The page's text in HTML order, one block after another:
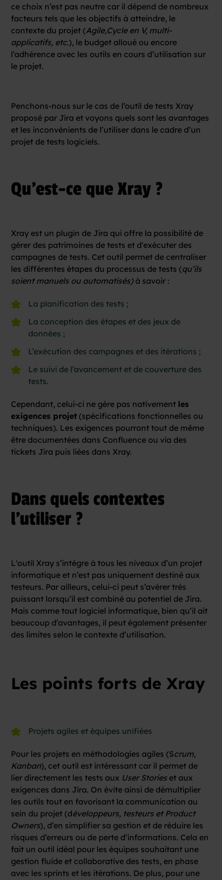
ce choix n’est pas neutre car il dépend de nombreux
facteurs tels que les objectifs à atteindre, le
contexte du projet (Agile,Cycle en V, multi-
applicatifs, etc.), le budget alloué ou encore
l’adhérence avec les outils en cours d’utilisation sur
le projet.
Penchons-nous sur le cas de l’outil de tests Xray
proposé par Jira et voyons quels sont les avantages
et les inconvénients de l’utiliser dans le cadre d’un
projet de tests logiciels.
Qu'est-ce que Xray ?
Xray est un plugin de Jira qui offre la possibilité de
gérer des patrimoines de tests et d'exécuter des
campagnes de tests. Cet outil permet de centraliser
les différentes étapes du processus de tests (qu’ils
soient manuels ou automatisés)à savoir :
La planification des tests ;
La conception des étapes et des jeux de
données ;
L’exécution des campagnes et des itérations ;
Le suivi de l’avancement et de couverture des
tests.
Cependant, celui-ci ne gère pas nativement les
exigences projet (spécifications fonctionnelles ou
techniques). Les exigences pourront tout de même
être documentées dans Confluence ou via des
tickets Jira puis liées dans Xray.
Dans quels contextes
l'utiliser ?
L'outil Xray s’intègre à tous les niveaux d’un projet
informatique et n’est pas uniquement destiné aux
testeurs. Par ailleurs, celui-ci peut s’avérer très
puissant lorsqu’il est combiné au potentiel de Jira.
Mais comme tout logiciel informatique, bien qu’il ait
beaucoup d’avantages, il peut également présenter
des limites selon le contexte d’utilisation.
Les points forts de Xray
Projets agiles et équipes unifiées
Pour les projets en méthodologies agiles (Scrum,
Kanban), cet outil est intéressant car il permet de
lier directement les tests aux User Stories et aux
exigences dans Jira. On évite ainsi de démultiplier
les outils tout en favorisant la communication au
sein du projet (développeurs, testeurs et Product
Owners), d’en simplifier sa gestion et de réduire les
risques d’erreurs ou de perte d’informations. Cela en
fait un outil idéal pour les équipes souhaitant une
gestion fluide et collaborative des tests, en phase
avec les sprints et les itérations. De plus, pour une